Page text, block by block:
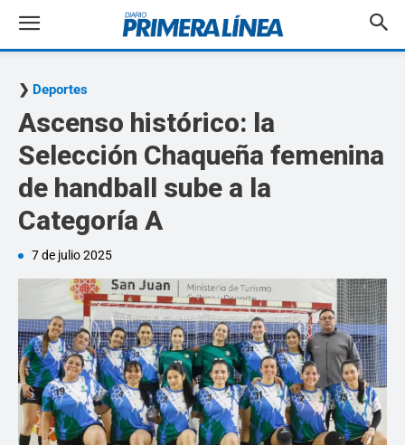
Deportes
Ascenso histórico: la
Selección Chaqueña femenina
de handball sube a la
Categoría A
7 de julio 2025